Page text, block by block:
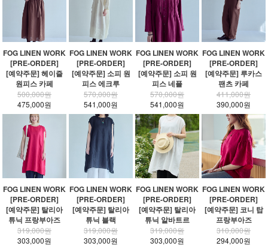
FOG LINEN WORK
[PRE-ORDER]
[예약주문] 헤이즐
원피스 카페
500,000원
475,000원
FOG LINEN WORK
[PRE-ORDER]
[예약주문] 소피 원
피스 에크루
570,000원
541,000원
FOG LINEN WORK
[PRE-ORDER]
[예약주문] 소피 원
피스 네플
570,000원
541,000원
FOG LINEN WORK
[PRE-ORDER]
[예약주문] 루카스
팬츠 카페
411,000원
390,000원
FOG LINEN WORK
[PRE-ORDER]
[예약주문] 탈리아
튜닉 프랑부아즈
319,000원
303,000원
FOG LINEN WORK
[PRE-ORDER]
[예약주문] 탈리아
튜닉 블랙
319,000원
303,000원
FOG LINEN WORK
[PRE-ORDER]
[예약주문] 탈리아
튜닉 알바트르
319,000원
303,000원
FOG LINEN WORK
[PRE-ORDER]
[예약주문] 코니 탑
프랑부아즈
310,000원
294,000원